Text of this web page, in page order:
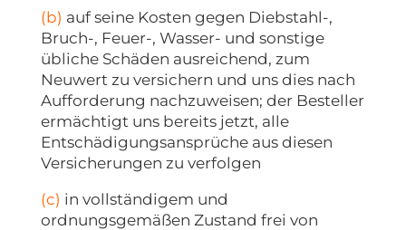
(b) auf seine Kosten gegen Diebstahl-,
Bruch-, Feuer-, Wasser- und sonstige
übliche Schäden ausreichend, zum
Neuwert zu versichern und uns dies nach
Aufforderung nachzuweisen; der Besteller
ermächtigt uns bereits jetzt, alle
Entschädigungsansprüche aus diesen
Versicherungen zu verfolgen
(c) in vollständigem und
ordnungsgemäßen Zustand frei von